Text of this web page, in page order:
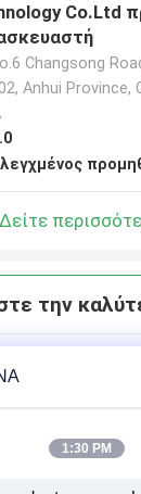
Co.Ltd
Changsong
Anhui Province,
Δείτε
την
1:30 PM